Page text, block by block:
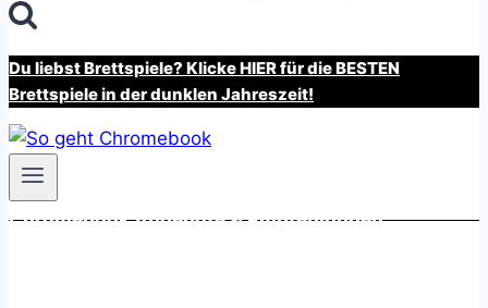
nach:
Du liebst Brettspiele? Klicke HIER für die BESTEN
Brettspiele in der dunklen Jahreszeit!
Chromebook Angebote & Empfehlungen